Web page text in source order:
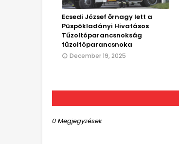
Ecsedi József őrnagy lett a
Püspökladányi Hivatásos
Tűzoltóparancsnokság
tűzoltóparancsnoka
December 19, 2025
0 Megjegyzések